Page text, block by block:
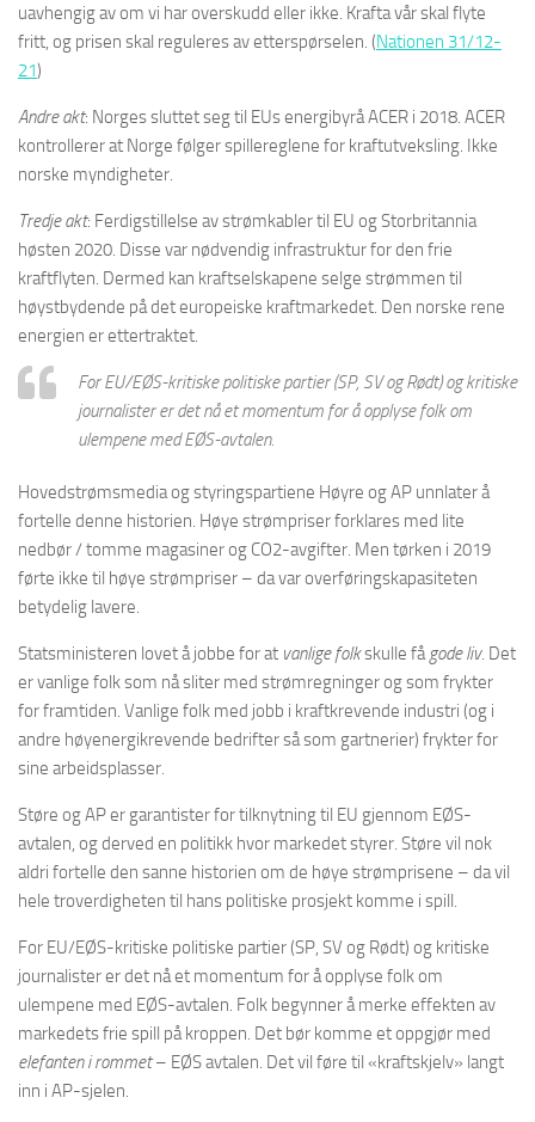
uavhengig av om vi har overskudd eller ikke. Krafta vår skal flyte
fritt, og prisen skal reguleres av etterspørselen. (Nationen 31/12-
21)
Andre akt: Norges sluttet seg til EUs energibyrå ACER i 2018. ACER
kontrollerer at Norge følger spillereglene for kraftutveksling. Ikke
norske myndigheter.
Tredje akt: Ferdigstillelse av strømkabler til EU og Storbritannia
høsten 2020. Disse var nødvendig infrastruktur for den frie
kraftflyten. Dermed kan kraftselskapene selge strømmen til
høystbydende på det europeiske kraftmarkedet. Den norske rene
energien er ettertraktet.
For EU/EØS-kritiske politiske partier (SP, SV og Rødt) og kritiske
journalister er det nå et momentum for å opplyse folk om
ulempene med EØS-avtalen.
Hovedstrømsmedia og styringspartiene Høyre og AP unnlater å
fortelle denne historien. Høye strømpriser forklares med lite
nedbør / tomme magasiner og CO2-avgifter. Men tørken i 2019
førte ikke til høye strømpriser – da var overføringskapasiteten
betydelig lavere.
Statsministeren lovet å jobbe for at vanlige folkskulle fågode liv. Det
er vanlige folk som nå sliter med strømregninger og som frykter
for framtiden. Vanlige folk med jobb i kraftkrevende industri (og i
andre høyenergikrevende bedrifter så som gartnerier) frykter for
sine arbeidsplasser.
Støre og AP er garantister for tilknytning til EU gjennom EØS-
avtalen, og derved en politikk hvor markedet styrer. Støre vil nok
aldri fortelle den sanne historien om de høye strømprisene – da vil
hele troverdigheten til hans politiske prosjekt komme i spill.
For EU/EØS-kritiske politiske partier (SP, SV og Rødt) og kritiske
journalister er det nå et momentum for å opplyse folk om
ulempene med EØS-avtalen. Folk begynner å merke effekten av
markedets frie spill på kroppen. Det bør komme et oppgjør med
elefanten i rommet– EØS avtalen. Det vil føre til «kraftskjelv» langt
inn i AP-sjelen.